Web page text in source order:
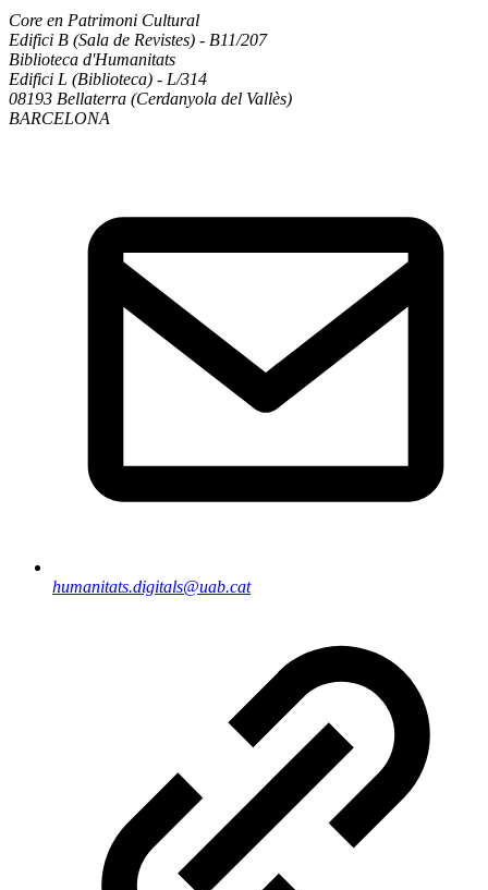
Core en Patrimoni Cultural
Edifici B (Sala de Revistes) - B11/207
Biblioteca d'Humanitats
Edifici L (Biblioteca) - L/314
08193 Bellaterra (Cerdanyola del Vallès)
BARCELONA
humanitats.digitals@uab.cat